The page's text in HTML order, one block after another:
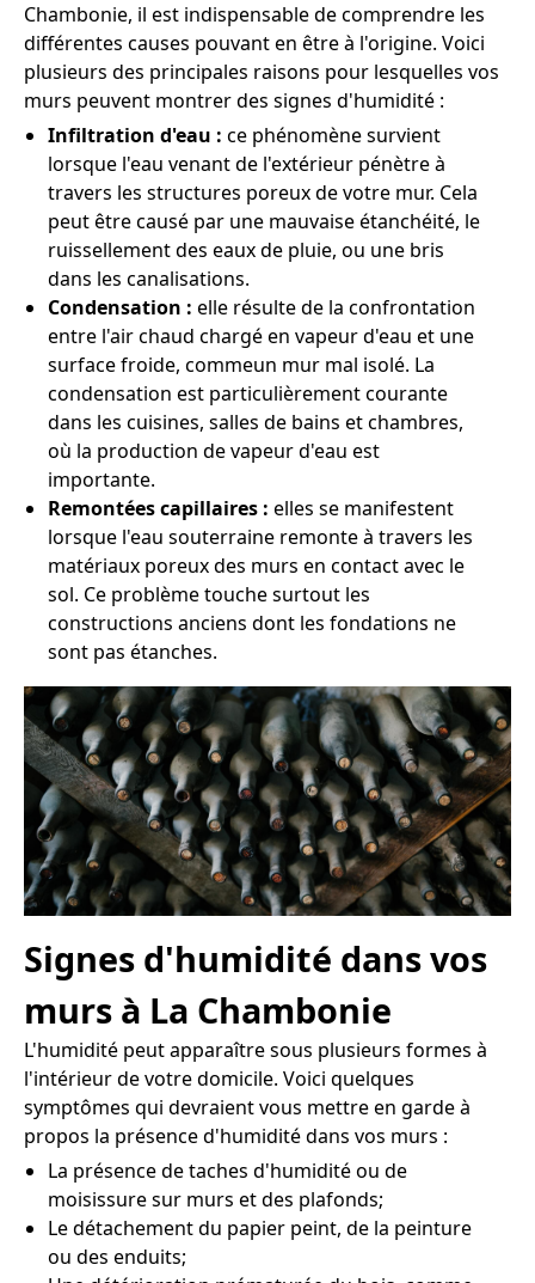
Chambonie, il est indispensable de comprendre les
différentes causes pouvant en être à l'origine. Voici
plusieurs des principales raisons pour lesquelles vos
murs peuvent montrer des signes d'humidité :
Infiltration d'eau : ce phénomène survient
lorsque l'eau venant de l'extérieur pénètre à
travers les structures poreux de votre mur. Cela
peut être causé par une mauvaise étanchéité, le
ruissellement des eaux de pluie, ou une bris
dans les canalisations.
Condensation : elle résulte de la confrontation
entre l'air chaud chargé en vapeur d'eau et une
surface froide, commeun mur mal isolé. La
condensation est particulièrement courante
dans les cuisines, salles de bains et chambres,
où la production de vapeur d'eau est
importante.
Remontées capillaires : elles se manifestent
lorsque l'eau souterraine remonte à travers les
matériaux poreux des murs en contact avec le
sol. Ce problème touche surtout les
constructions anciens dont les fondations ne
sont pas étanches.
Signes d'humidité dans vos
murs à La Chambonie
L'humidité peut apparaître sous plusieurs formes à
l'intérieur de votre domicile. Voici quelques
symptômes qui devraient vous mettre en garde à
propos la présence d'humidité dans vos murs :
La présence de taches d'humidité ou de
moisissure sur murs et des plafonds;
Le détachement du papier peint, de la peinture
ou des enduits;